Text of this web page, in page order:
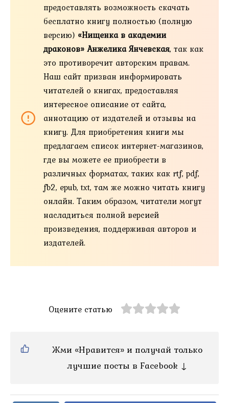
предоставлять возможность скачать
бесплатно книгу полностью (полную
версию) «Нищенка в академии
драконов» Анжелика Янчевская, так как
это противоречит авторским правам.
Наш сайт призван информировать
читателей о книгах, предоставляя
интересное описание от сайта,
аннотацию от издателей и отзывы на
книгу. Для приобретения книги мы
предлагаем список интернет-магазинов,
где вы можете ее приобрести в
различных форматах, таких как rtf, pdf,
fb2, epub, txt, там же можно читать книгу
онлайн. Таким образом, читатели могут
насладиться полной версией
произведения, поддерживая авторов и
издателей.
Оцените статью
Жми «Нравится» и получай только
лучшие посты в Facebook ↓